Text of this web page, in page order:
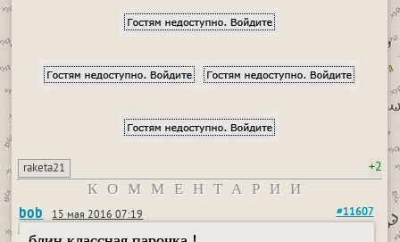
raketa21 +2
КОММЕНТАРИИ
bob 15 мая 2016 07:19 #11607